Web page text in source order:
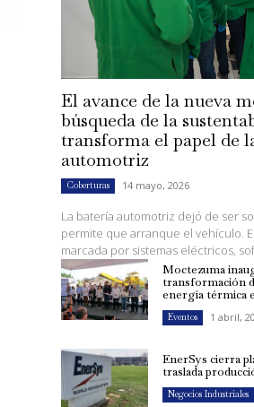
El avance de la nueva
búsqueda de la
transforma el papel de
automotriz
Coberturas 14 mayo, 2026
La batería automotriz dejó de ser
permite que arranque el vehículo.
marcada por sistemas eléctricos,
Moctezuma
transformación
energía térmica
Eventos 1 abril,
EnerSys cierra
traslada
Negocios Industriales